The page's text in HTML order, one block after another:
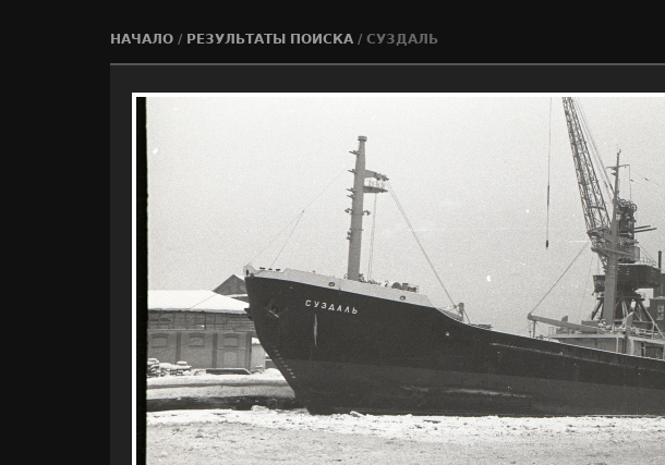
НАЧАЛО/ РЕЗУЛЬТАТЫ ПОИСКА/ СУЗДАЛЬ